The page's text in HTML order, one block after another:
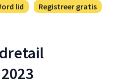
Registreer gratis
lid